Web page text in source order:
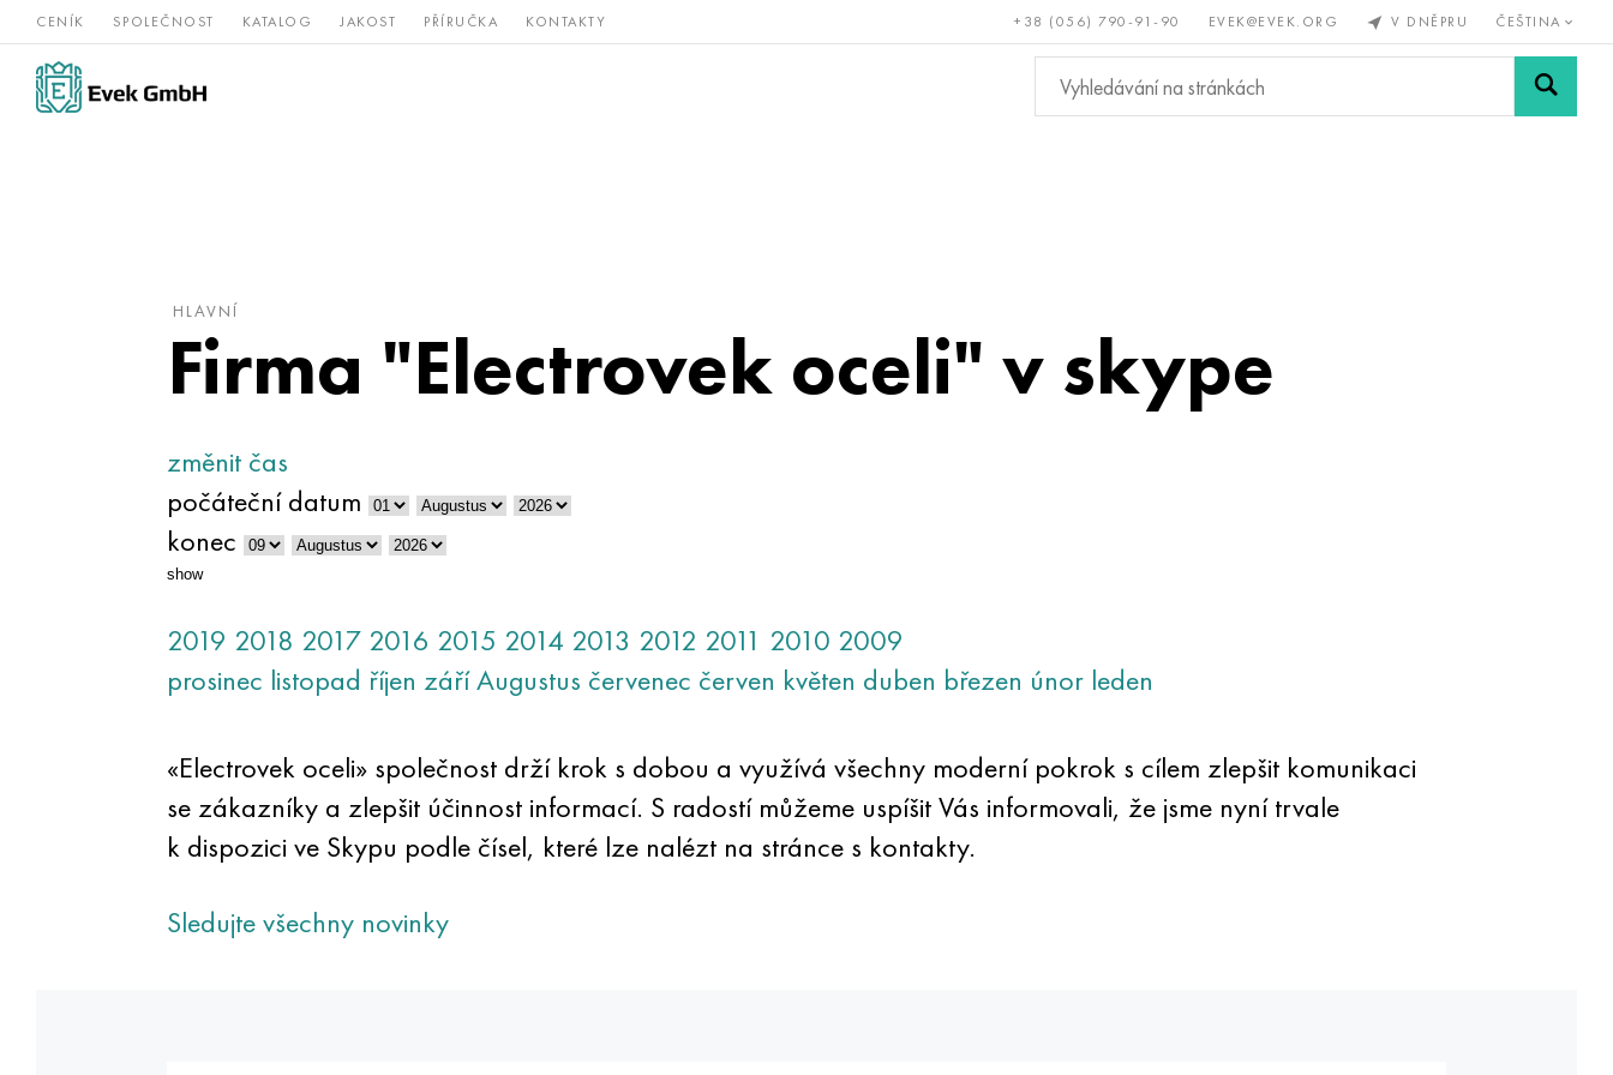
CENÍK SPOLEČNOST KATALOG JAKOST PŘÍRUČKA KONTAKTY +38 (056) 790-91-90 EVEK@EVEK.ORG V DNĚPRU ČEŠTINA
Slitiny
niklu
nerezová Vzácné a Bronz, měď, Neželezné
kovy
Legovaná Sítě a
HLAVNÍ
Firma "Electrovek oceli" v skype
změnit čas
počáteční datum
konec
show
2019 2018 2017 2016 2015 2014 2013 2012 2011 2010 2009
prosinec listopad říjen záříAugustus červenec červen květen duben březen únor leden
«Electrovek oceli» společnost drží krok s dobou a využívá všechny moderní pokrok s cílem zlepšit komunikaci
se zákazníky a zlepšit účinnost informací. S radostí můžeme uspíšit Vás informovali, že jsme nyní trvale
k dispozici ve Skypu podle čísel, které lze nalézt na stránce s kontakty.
Sledujte všechny novinky